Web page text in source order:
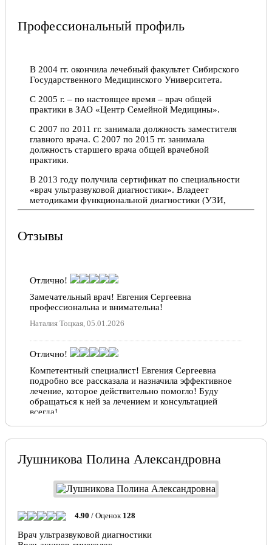
Профессиональный профиль
В 2004 гг. окончила лечебный факультет Сибирского
Государственного Медицинского Университета.
С 2005 г. – по настоящее время – врач общей
практики в ЗАО «Центр Семейной Медицины».
С 2007 по 2011 гг. занимала должность заместителя
главного врача. С 2007 по 2015 гг. занимала
должность старшего врача общей врачебной
практики.
В 2013 году получила сертификат по специальности
«врач ультразвуковой диагностики». Владеет
методиками функциональной диагностики (УЗИ,
ЭКГ, СМАД, Холтер-ЭКГ, спирометрия,
Постоянно развивается, повышая квалификацию на
высоком профессиональном уровне. Всегда
внимательна к пациентам. Умеет выслушать и дать
полезный совет. В своей работе использует
Сергеевны отмечен многими Почётными
грамотами.
Девиз/Кредо: «Цели достигает только летящая
стрела».
Отзывы
Отлично!
Замечательный врач! Евгения Сергеевна
профессиональна и внимательна!
Наталия Тоцкая, 05.01.2026
Отлично!
Компетентный специалист! Евгения Сергеевна
подробно все рассказала и назначила эффективное
лечение, которое действительно помогло! Буду
обращаться к ней за лечением и консультацией
всегда!
Юлия, 06.03.2024
Отлично!
деле. В наше время редко встретишь такого чуткого
и внимательного доктора. Несмотря на большую
внимание к здоровью моей семьи. Благодарна за
Побольше таких докторов! Жаль что ушла с нашего
Лушникова Полина Александровна
4.90 / Оценок 128
Врач ультразвуковой диагностики